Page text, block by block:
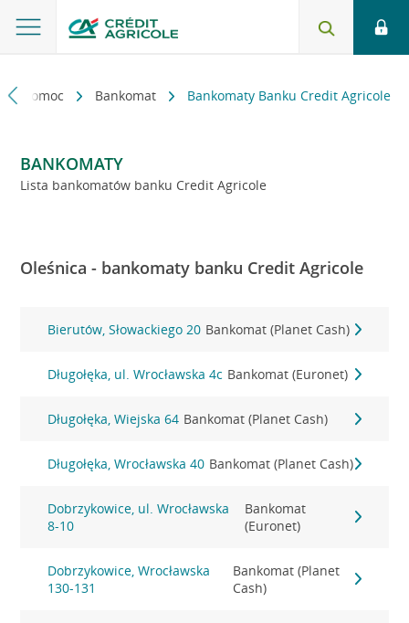
i pomoc Bankomat Bankomaty Banku Credit Agricole
BANKOMATY
Lista bankomatów banku Credit Agricole
Oleśnica - bankomaty banku Credit Agricole
Bierutów, Słowackiego 20 Bankomat (Planet Cash)
Długołęka, ul. Wrocławska 4c Bankomat (Euronet)
Długołęka, Wiejska 64 Bankomat (Planet Cash)
Długołęka, Wrocławska 40 Bankomat (Planet Cash)
Dobrzykowice, ul. Wrocławska
8-10
Bankomat
(Euronet)
Dobrzykowice, Wrocławska
130-131
Bankomat (Planet
Cash)